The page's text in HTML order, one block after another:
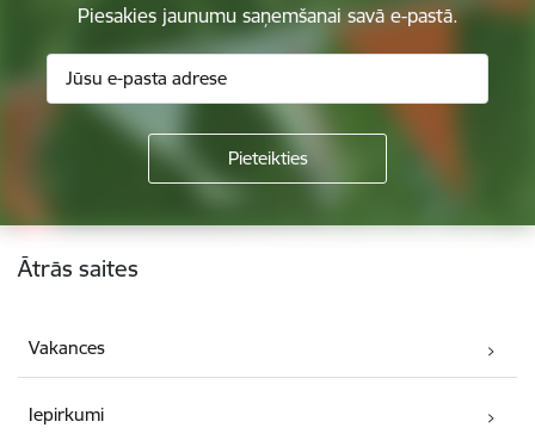
Piesakies jaunumu saņemšanai savā e-pastā.
Kājene
Ātrās saites
Vakances
Iepirkumi